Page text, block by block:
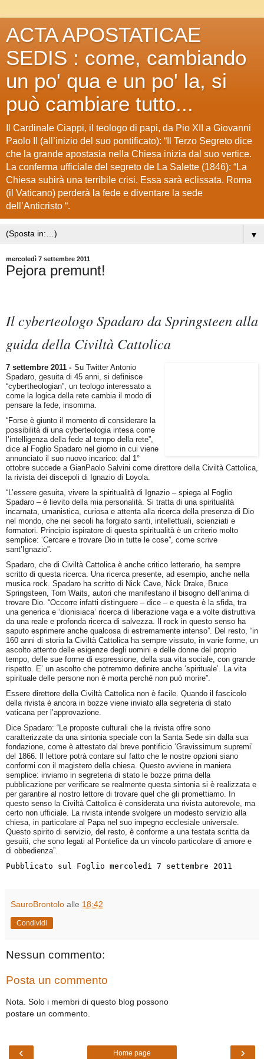
ACTA APOSTATICAE
SEDIS : come, cambiando
un po' qua e un po' la, si
può cambiare tutto...
Il Cardinale Ciappi, il teologo di papi, da Pio XII a Giovanni
Paolo II (all’inizio del suo pontificato): “Il Terzo Segreto dice
che la grande apostasia nella Chiesa inizia dal suo vertice.
La conferma ufficiale del segreto de La Salette (1846): “La
Chiesa subirà una terribile crisi. Essa sarà eclissata. Roma
(il Vaticano) perderà la fede e diventare la sede
dell’Anticristo “.
▼
mercoledì 7 settembre 2011
Pejora premunt!
Il cyberteologo Spadaro da Springsteen alla
guida della Civiltà Cattolica
7 settembre 2011 - Su Twitter Antonio
Spadaro, gesuita di 45 anni, si definisce
“cybertheologian”, un teologo interessato a
come la logica della rete cambia il modo di
pensare la fede, insomma.
“Forse è giunto il momento di considerare la
possibilità di una cyberteologia intesa come
l’intelligenza della fede al tempo della rete”,
dice al Foglio Spadaro nel giorno in cui viene
annunciato il suo nuovo incarico: dal 1°
ottobre succede a GianPaolo Salvini come direttore della Civiltà Cattolica,
la rivista dei discepoli di Ignazio di Loyola.
“L’essere gesuita, vivere la spiritualità di Ignazio – spiega al Foglio
Spadaro – è lievito della mia personalità. Si tratta di una spiritualità
incarnata, umanistica, curiosa e attenta alla ricerca della presenza di Dio
nel mondo, che nei secoli ha forgiato santi, intellettuali, scienziati e
formatori. Principio ispiratore di questa spiritualità è un criterio molto
semplice: ‘Cercare e trovare Dio in tutte le cose”, come scrive
sant’Ignazio”.
Spadaro, che di Civiltà Cattolica è anche critico letterario, ha sempre
scritto di questa ricerca. Una ricerca presente, ad esempio, anche nella
musica rock. Spadaro ha scritto di Nick Cave, Nick Drake, Bruce
Springsteen, Tom Waits, autori che manifestano il bisogno dell’anima di
trovare Dio. “Occorre infatti distinguere – dice – e questa è la sfida, tra
una generica e ‘dionisiaca’ ricerca di liberazione vaga e a volte distruttiva
da una reale e profonda ricerca di salvezza. Il rock in questo senso ha
saputo esprimere anche qualcosa di estremamente intenso”. Del resto, “in
160 anni di storia la Civiltà Cattolica ha sempre vissuto, in varie forme, un
ascolto attento delle esigenze degli uomini e delle donne del proprio
tempo, delle sue forme di espressione, della sua vita sociale, con grande
rispetto. E’ un ascolto che potremmo definire anche ‘spirituale’. La vita
spirituale delle persone non è morta perché non può morire”.
Essere direttore della Civiltà Cattolica non è facile. Quando il fascicolo
della rivista è ancora in bozze viene inviato alla segreteria di stato
vaticana per l’approvazione.
Dice Spadaro: “Le proposte culturali che la rivista offre sono
caratterizzate da una sintonia speciale con la Santa Sede sin dalla sua
fondazione, come è attestato dal breve pontificio ‘Gravissimum supremi’
del 1866. Il lettore potrà contare sul fatto che le nostre opzioni siano
conformi con il magistero della chiesa. Questo avviene in maniera
semplice: inviamo in segreteria di stato le bozze prima della
pubblicazione per verificare se realmente questa sintonia si è realizzata e
per garantire al nostro lettore di trovare quel che gli promettiamo. In
questo senso la Civiltà Cattolica è considerata una rivista autorevole, ma
certo non ufficiale. La rivista intende svolgere un modesto servizio alla
chiesa, in particolare al Papa nel suo impegno ecclesiale universale.
Questo spirito di servizio, del resto, è conforme a una testata scritta da
gesuiti, che sono legati al Pontefice da un vincolo particolare di amore e
di obbedienza”.
Pubblicato sul Foglio mercoledì 7 settembre 2011
SauroBrontolo alle 18:42
Condividi
Nessun commento:
Posta un commento
Nota. Solo i membri di questo blog possono
postare un commento.
‹ ›
Home page